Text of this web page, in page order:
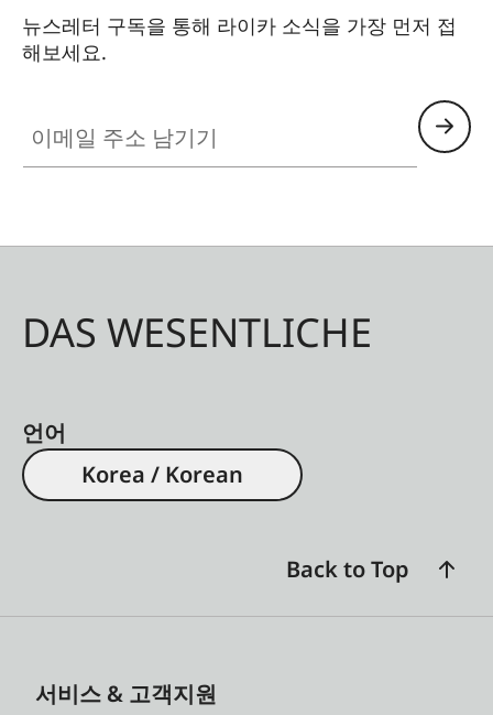
뉴스레터 구독을 통해 라이카 소식을 가장 먼저 접
해보세요.
DAS WESENTLICHE
언어
Korea / Korean
Back to Top
서비스 & 고객지원